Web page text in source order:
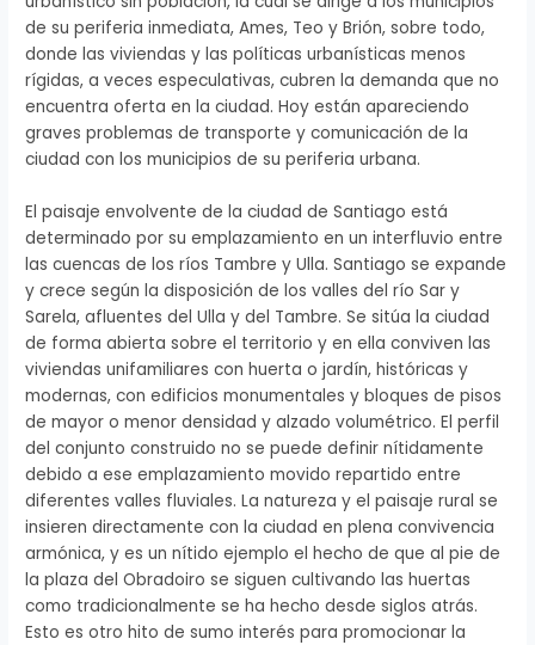
de su periferia inmediata, Ames, Teo y Brión, sobre todo,
donde las viviendas y las políticas urbanísticas menos
rígidas, a veces especulativas, cubren la demanda que no
encuentra oferta en la ciudad. Hoy están apareciendo
graves problemas de transporte y comunicación de la
ciudad con los municipios de su periferia urbana.
El paisaje envolvente de la ciudad de Santiago está
determinado por su emplazamiento en un interfluvio entre
las cuencas de los ríos Tambre y Ulla. Santiago se expande
y crece según la disposición de los valles del río Sar y
Sarela, afluentes del Ulla y del Tambre. Se sitúa la ciudad
de forma abierta sobre el territorio y en ella conviven las
viviendas unifamiliares con huerta o jardín, históricas y
modernas, con edificios monumentales y bloques de pisos
de mayor o menor densidad y alzado volumétrico. El perfil
del conjunto construido no se puede definir nítidamente
debido a ese emplazamiento movido repartido entre
diferentes valles fluviales. La natureza y el paisaje rural se
insieren directamente con la ciudad en plena convivencia
armónica, y es un nítido ejemplo el hecho de que al pie de
la plaza del Obradoiro se siguen cultivando las huertas
como tradicionalmente se ha hecho desde siglos atrás.
Esto es otro hito de sumo interés para promocionar la